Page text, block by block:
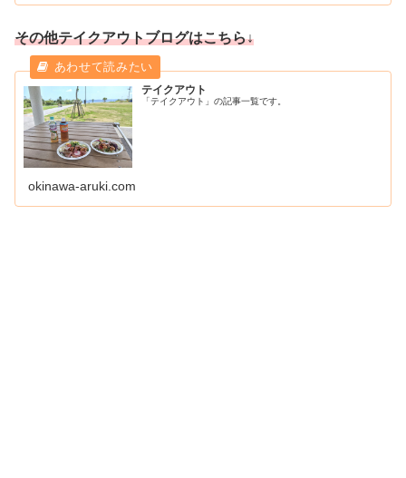
その他テイクアウトブログはこちら↓
テイクアウト
「テイクアウト」の記事一覧です。
okinawa-aruki.com